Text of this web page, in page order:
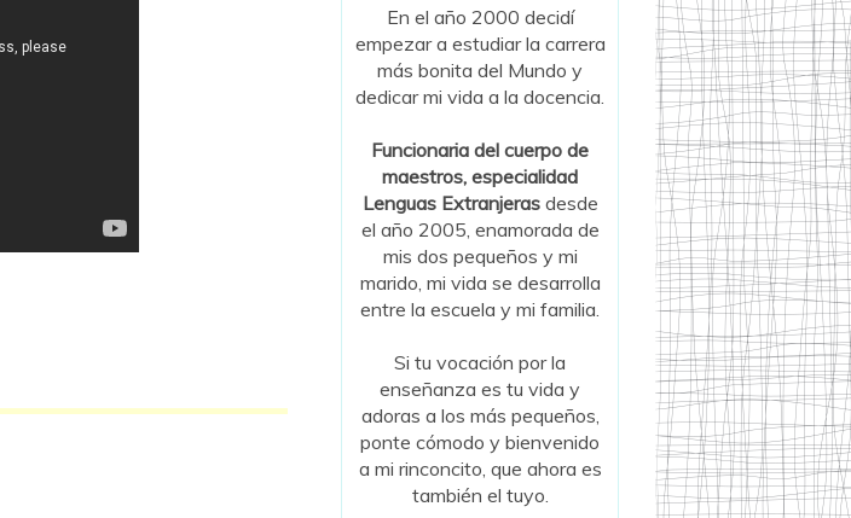
En el año 2000 decidí
empezar a estudiar la carrera
más bonita del Mundo y
dedicar mi vida a la docencia.
Funcionaria del cuerpo de
maestros, especialidad
Lenguas Extranjerasdesde
el año 2005, enamorada de
mis dos pequeños y mi
marido, mi vida se desarrolla
entre la escuela y mi familia.
Si tu vocación por la
enseñanza es tu vida y
adoras a los más pequeños,
ponte cómodo y bienvenido
a mi rinconcito, que ahora es
también el tuyo.